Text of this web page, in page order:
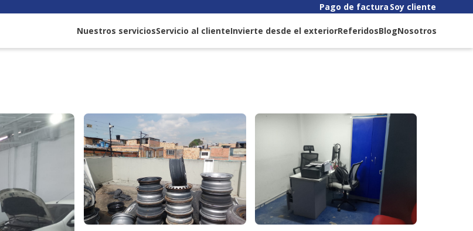
Pago de factura Soy cliente
Nuestros serviciosServicio al clienteInvierte desde el exteriorReferidosBlogNosotros